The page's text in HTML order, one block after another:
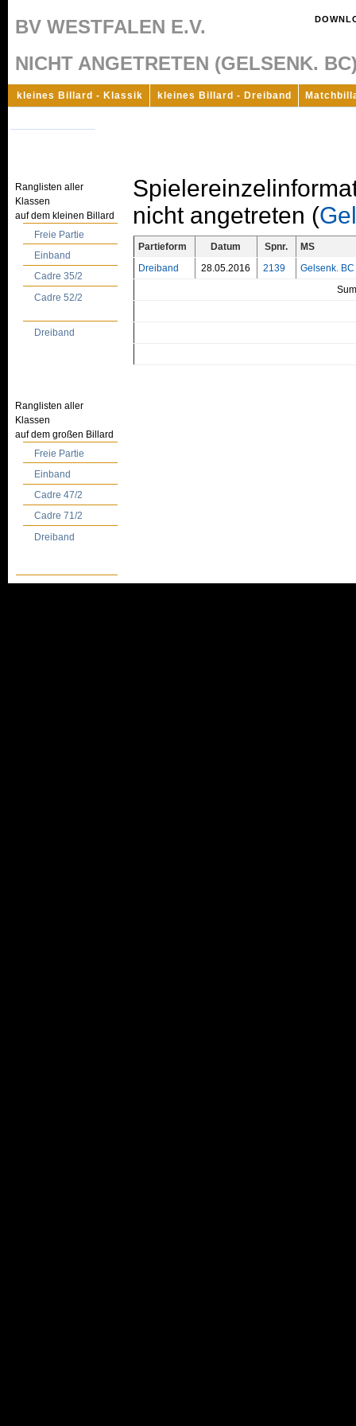
BV WESTFALEN E.V.
NICHT ANGETRETEN (GELSENK.
kleines Billard - Klassik kleines Billard - Dreiband
Ranglisten aller
Klassen
auf dem kleinen Billard
Freie Partie
Einband
Cadre 35/2
Cadre 52/2
Dreiband
Ranglisten aller
Klassen
auf dem großen Billard
Freie Partie
Einband
Cadre 47/2
Cadre 71/2
Dreiband
nicht angetreten (
Partieform Datum Spnr.
MS
Dreiband
28.05.2016 2139
Gelsenk.